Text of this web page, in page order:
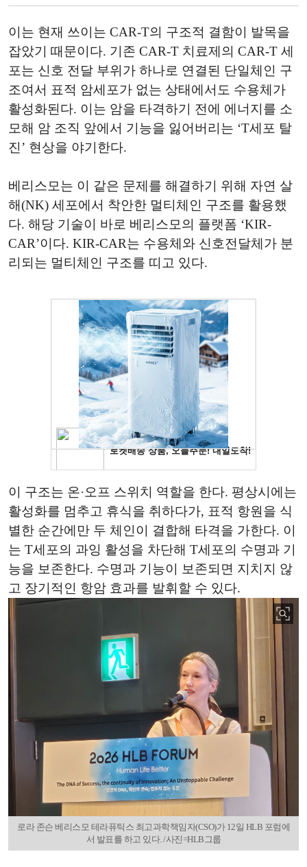
이는 현재 쓰이는 CAR-T의 구조적 결함이 발목을
잡았기 때문이다. 기존 CAR-T 치료제의 CAR-T 세
포는 신호 전달 부위가 하나로 연결된 단일체인 구
조여서 표적 암세포가 없는 상태에서도 수용체가
활성화된다. 이는 암을 타격하기 전에 에너지를 소
모해 암 조직 앞에서 기능을 잃어버리는 ‘T세포 탈
진’ 현상을 야기한다.
베리스모는 이 같은 문제를 해결하기 위해 자연 살
해(NK) 세포에서 착안한 멀티체인 구조를 활용했
다. 해당 기술이 바로 베리스모의 플랫폼 ‘KIR-
CAR’이다. KIR-CAR는 수용체와 신호전달체가 분
리되는 멀티체인 구조를 띠고 있다.
이 구조는 온·오프 스위치 역할을 한다. 평상시에는
활성화를 멈추고 휴식을 취하다가, 표적 항원을 식
별한 순간에만 두 체인이 결합해 타격을 가한다. 이
는 T세포의 과잉 활성을 차단해 T세포의 수명과 기
능을 보존한다. 수명과 기능이 보존되면 지치지 않
고 장기적인 항암 효과를 발휘할 수 있다.
로라 존슨 베리스모 테라퓨틱스 최고과학책임자(CSO)가 12일 HLB 포럼에
서 발표를 하고 있다. /사진=HLB그룹